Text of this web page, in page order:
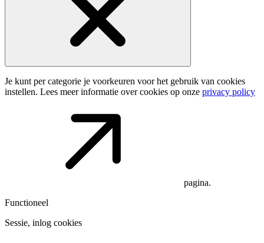
Je kunt per categorie je voorkeuren voor het gebruik van cookies
instellen. Lees meer informatie over cookies op onze privacy policy
pagina.
Functioneel
Sessie, inlog cookies